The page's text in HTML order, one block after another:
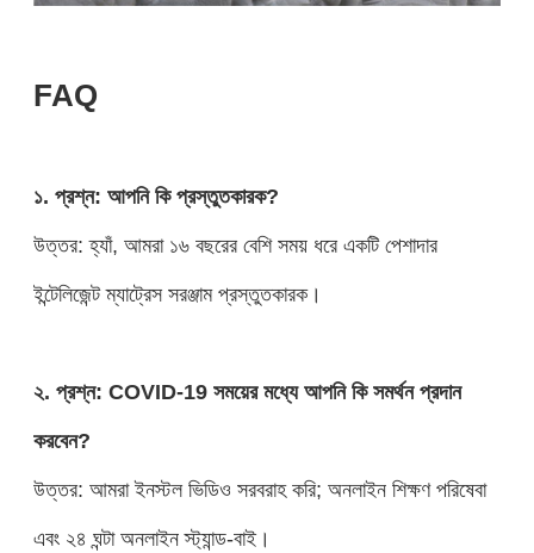
FAQ
১. প্রশ্ন: আপনি কি প্রস্তুতকারক?
উত্তর: হ্যাঁ, আমরা ১৬ বছরের বেশি সময় ধরে একটি পেশাদার
ইন্টেলিজেন্ট ম্যাট্রেস সরঞ্জাম প্রস্তুতকারক।
২. প্রশ্ন: COVID-19 সময়ের মধ্যে আপনি কি সমর্থন প্রদান
করবেন?
উত্তর: আমরা ইনস্টল ভিডিও সরবরাহ করি; অনলাইন শিক্ষণ পরিষেবা
এবং ২৪ ঘন্টা অনলাইন স্ট্যান্ড-বাই।